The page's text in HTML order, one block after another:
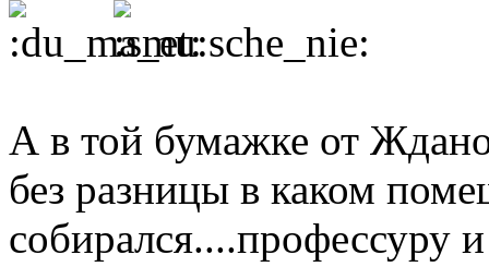
А в той бумажке от
без разницы в каком
собирался....профессуру